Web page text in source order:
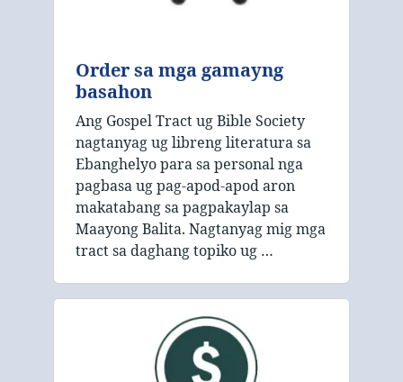
Order sa mga gamayng
basahon
Ang Gospel Tract ug Bible Society
nagtanyag ug libreng literatura sa
Ebanghelyo para sa personal nga
pagbasa ug pag-apod-apod aron
makatabang sa pagpakaylap sa
Maayong Balita. Nagtanyag mig mga
tract sa daghang topiko ug …